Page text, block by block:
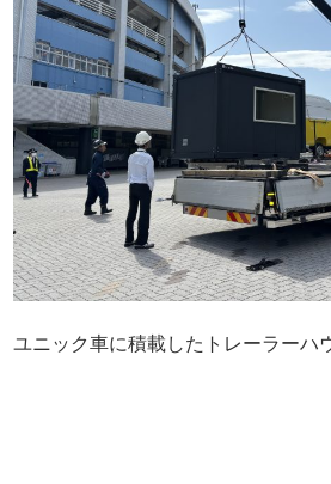
ユニック車に積載したトレーラーハ